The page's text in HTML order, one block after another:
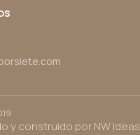
y construido por NW Ideas